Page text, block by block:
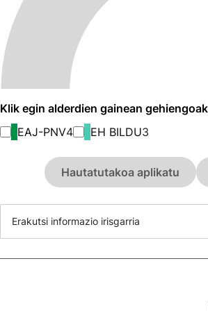
Klik egin alderdien gainean
EAJ-PNV4 EH BILDU3
Hautatutakoa aplikatu
Erakutsi informazio irisgarria